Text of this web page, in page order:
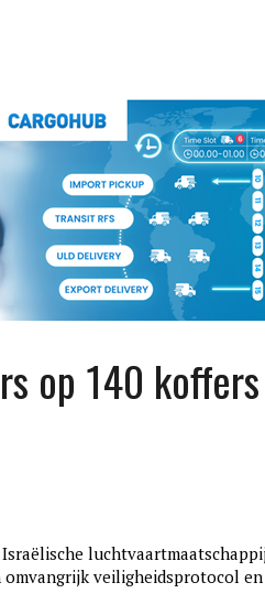
JAAR MEER RECHTSTREEKSE
VENNOOTSCHAPSBELASTING
op 140
veiligheidsprotocol